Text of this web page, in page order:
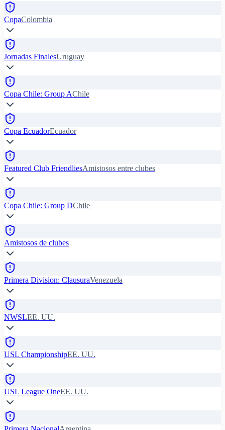
CopaColombia
Jornadas FinalesUruguay
Copa Chile: Group AChile
Copa EcuadorEcuador
Featured Club FriendliesAmistosos entre clubes
Copa Chile: Group DChile
Amistosos de clubes
Primera Division: ClausuraVenezuela
NWSLEE. UU.
USL ChampionshipEE. UU.
USL League OneEE. UU.